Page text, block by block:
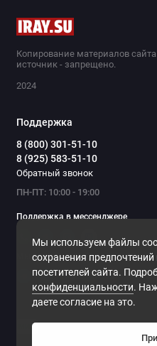
Мы используем файлы
сохранения
посетителей сайта.
конфиденциальности.
даете согласие на это.
Копирование материалов
источник - запрещено.
2024
Поддержка
8 (800) 301-51-10
8 (925) 583-51-10
Обратный звонок
ПН-ПТ: 10:00 - 19:00
Поддержка в мессенджере
Мы в сети